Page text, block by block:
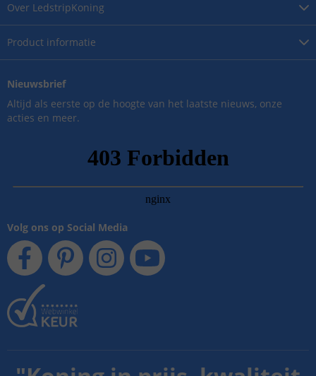
Over LedstripKoning
Product informatie
Nieuwsbrief
Altijd als eerste op de hoogte van het laatste nieuws, onze
acties en meer.
Volg ons op Social Media